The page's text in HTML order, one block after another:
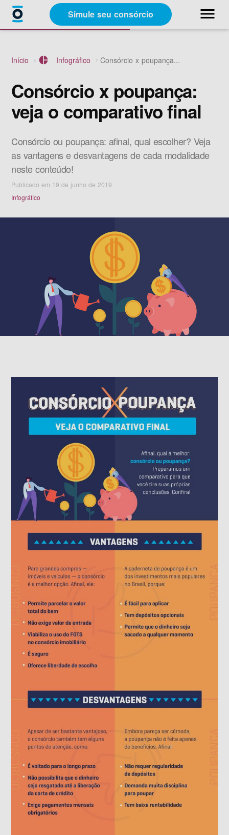
Simule seu consórcio menu
close
Categorias
Sobre a Racon
A Racon
Simule seu consórcio
Início pie_chart Infográfico Consórcio x poupança...
Consórcio x poupança:
veja o comparativo final
Consórcio ou poupança: afinal, qual escolher? Veja
as vantagens e desvantagens de cada modalidade
neste conteúdo!
Publicado em 19 de junho de 2019
Infográfico